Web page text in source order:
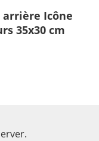
arrière Icône
35x30 cm